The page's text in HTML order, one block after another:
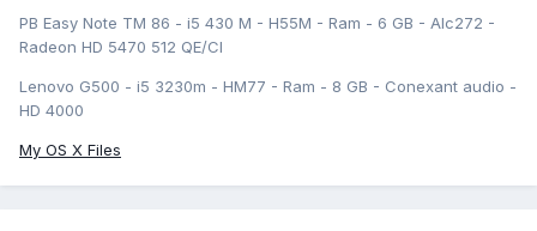
PB Easy Note TM 86 - i5 430 M - H55M - Ram - 6 GB - Alc272 -
Radeon HD 5470 512 QE/CI
Lenovo G500 - i5 3230m - HM77 - Ram - 8 GB - Conexant audio -
HD 4000
My OS X Files